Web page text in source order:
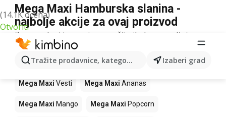
(14.1K ocena)
Otvoriti
Tražite prodavnice, kategorije, proizvode...Izaberi grad
Mega Maxi Hamburska slanina -
najbolje akcije za ovaj proizvod
Za navedeni izraz nismo našli nikakav rezultat.
Drugi proizvodi u prodavnicama Mega
Maxi
Mega Maxi Vesti Mega Maxi Ananas
Mega Maxi Mango Mega Maxi Popcorn